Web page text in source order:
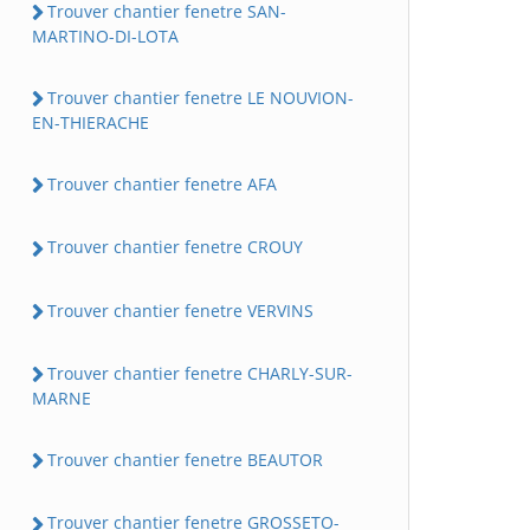
Trouver chantier fenetre SAN-
MARTINO-DI-LOTA
Trouver chantier fenetre LE NOUVION-
EN-THIERACHE
Trouver chantier fenetre AFA
Trouver chantier fenetre CROUY
Trouver chantier fenetre VERVINS
Trouver chantier fenetre CHARLY-SUR-
MARNE
Trouver chantier fenetre BEAUTOR
Trouver chantier fenetre GROSSETO-